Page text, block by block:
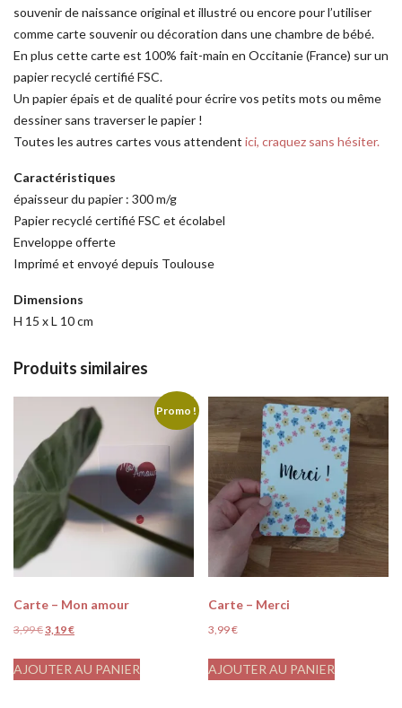
souvenir de naissance original et illustré ou encore pour l’utiliser
comme carte souvenir ou décoration dans une chambre de bébé.
En plus cette carte est 100% fait-main en Occitanie (France) sur un
papier recyclé certifié FSC.
Un papier épais et de qualité pour écrire vos petits mots ou même
dessiner sans traverser le papier !
Toutes les autres cartes vous attendent ici, craquez sans hésiter.
Caractéristiques
épaisseur du papier : 300 m/g
Papier recyclé certifié FSC et écolabel
Enveloppe offerte
Imprimé et envoyé depuis Toulouse
Dimensions
H 15 x L 10 cm
Produits similaires
Promo !
Carte – Mon amour
3,99€3,19€
AJOUTER AU PANIER
Carte – Merci
3,99€
AJOUTER AU PANIER